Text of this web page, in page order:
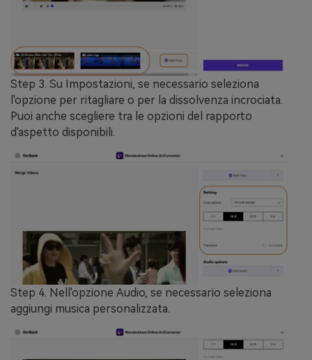
Step 3. Su Impostazioni, se necessario seleziona
l'opzione per ritagliare o per la dissolvenza incrociata.
Puoi anche scegliere tra le opzioni del rapporto
d'aspetto disponibili.
Step 4. Nell'opzione Audio, se necessario seleziona
aggiungi musica personalizzata.